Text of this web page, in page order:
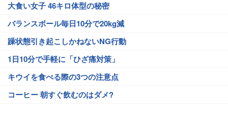
大食い女子 46キロ体型の秘密
バランスボール毎日10分で20kg減
躁状態引き起こしかねないNG行動
1日10分で手軽に「ひざ痛対策」
キウイを食べる際の3つの注意点
コーヒー 朝すぐ飲むのはダメ?